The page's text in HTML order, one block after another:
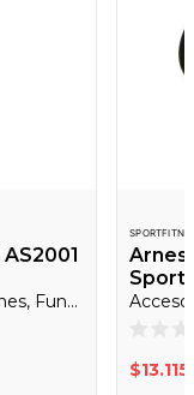
Accesorios Para Gimnasio, Adaptaciones, Funcional
Arnes
Sport
0
de
$13.115